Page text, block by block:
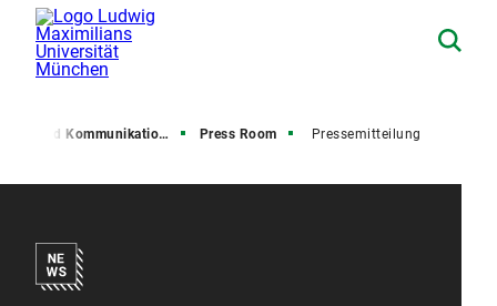
und Kommunikation (PuK) Press Room Pressemitteilung